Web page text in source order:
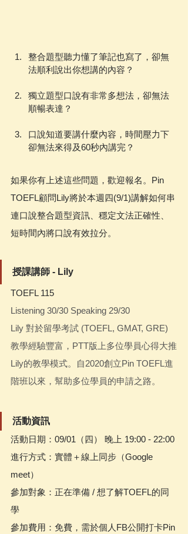
整合題型聽力懂了筆記也寫了，卻無
法順利說出你想講的內容？
獨立題型口說有非常多想法，卻無法
順暢表達？
口說知道要講什麼內容，時間壓力下
卻無法來得及60秒內講完？
如果你有上述這些問題，歡迎報名。Pin
TOEFL顧問Lily將於本週四(9/1)講解如何串
連口說整合題型資訊、穩定文法正確性、
短時間內將口說有效拉分。
授課講師 - Lily
TOEFL 115
Listening 30/30 Speaking 29/30
Lily 對於留學考試 (TOEFL, GMAT, GRE)
教學經驗豐富，PTT版上多位學員心得大推
Lily的教學模式。自2020創立Pin TOEFL進
階班以來，幫助多位學員的申請之路。
活動資訊
活動日期：09/01（四） 晚上 19:00 - 22:00
進行方式：實體＋線上同步（Google
meet）
參加對象：正在準備 / 想了解TOEFL的同
學
參加費用：免費，需於個人FB公開打卡Pin